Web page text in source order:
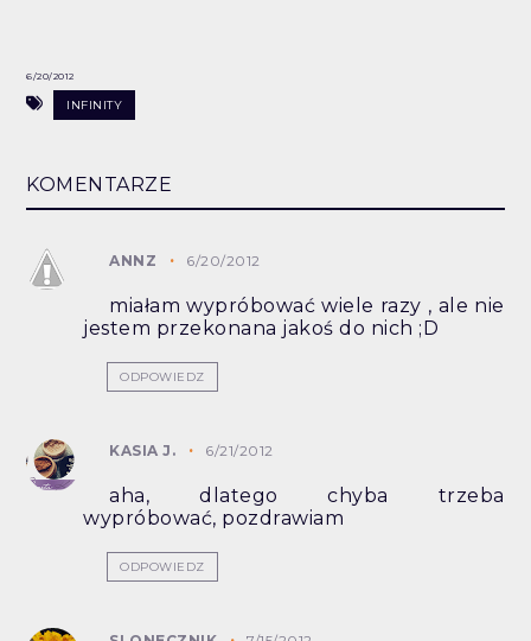
6/20/2012
INFINITY
KOMENTARZE
ANNZ 6/20/2012
miałam wypróbować wiele razy , ale nie
jestem przekonana jakoś do nich ;D
ODPOWIEDZ
KASIA J. 6/21/2012
aha, dlatego chyba trzeba
wypróbować, pozdrawiam
ODPOWIEDZ